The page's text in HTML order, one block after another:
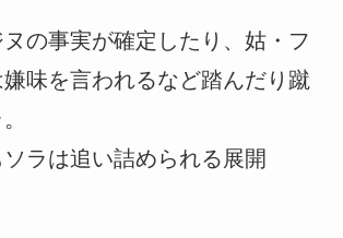
の事実が確定したり、姑・フ
嫌味を言われるなど踏んだり蹴
ラは追い詰められる展開